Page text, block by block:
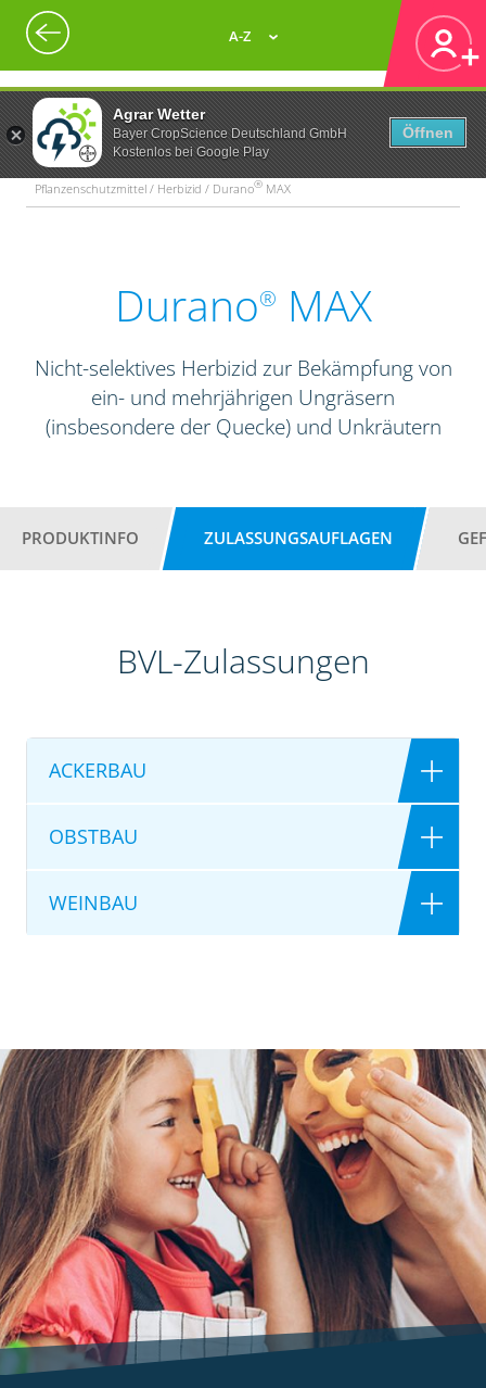
Agrar Wetter
Bayer CropScience Deutschland GmbH
Kostenlos bei Google Play
Öffnen
A-Z
Pflanzenschutzmittel / Herbizid / Durano® MAX
Durano® MAX
Nicht-selektives Herbizid zur Bekämpfung von
ein- und mehrjährigen Ungräsern
(insbesondere der Quecke) und Unkräutern
PRODUKTINFO ZULASSUNGSAUFLAGEN
BVL-Zulassungen
ACKERBAU
OBSTBAU
WEINBAU